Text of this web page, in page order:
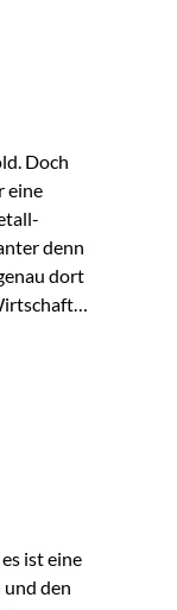
Doch
eine
denn
dort
ist eine
den